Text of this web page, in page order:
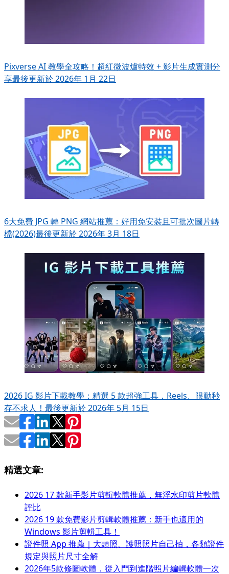
Pixverse AI 教學全攻略！超紅微波爐特效 + 影片生成實測分
享最後更新於 2026年 1月 22日
6大免費 JPG 轉 PNG 網站推薦：好用免安裝且可批次圖片轉
檔(2026)最後更新於 2026年 3月 18日
2026 IG 影片下載教學：精選 5 款超強工具，Reels、限動秒
存不求人！ 最後更新於 2026年 5月 15日
精選文章:
2026 17 款新手影片剪輯軟體推薦，無浮水印剪片軟體
評比
2026 19 款免費影片剪輯軟體推薦：新手也適用的
Windows 影片剪輯工具！
證件照 App 推薦｜大頭照、護照照片自己拍，各類證件
規定與照片尺寸全解
2026年5款修圖軟體，從入門到進階照片編輯軟體一次